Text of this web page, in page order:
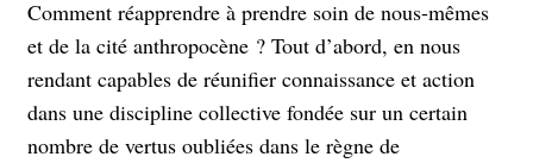
Comment réapprendre à prendre soin de nous-mêmes
et de la cité anthropocène ? Tout d’abord, en nous
rendant capables de réunifier connaissance et action
dans une discipline collective fondée sur un certain
nombre de vertus oubliées dans le règne de